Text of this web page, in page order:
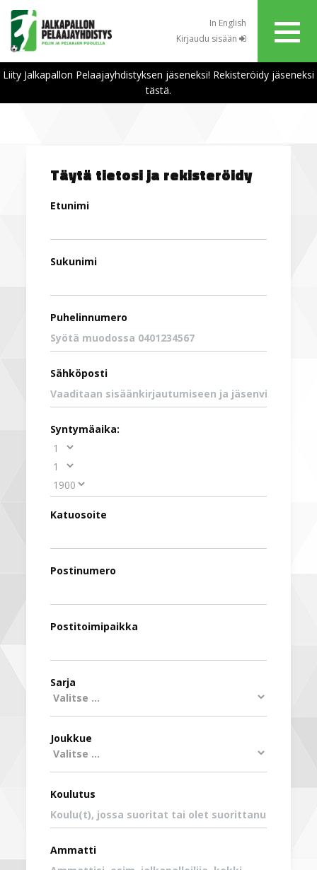
In English
Kirjaudu sisään
Liity Jalkapallon Pelaajayhdistyksen jäseneksi! Rekisteröidy jäseneksi
tästä.
Täytä tietosi ja rekisteröidy
Etunimi
Sukunimi
Puhelinnumero
Sähköposti
Syntymäaika:
Katuosoite
Postinumero
Postitoimipaikka
Sarja
Joukkue
Koulutus
Ammatti